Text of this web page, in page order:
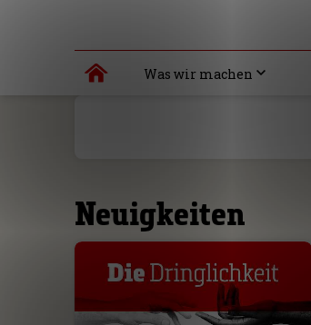
Was wir machen
Neuigkeiten